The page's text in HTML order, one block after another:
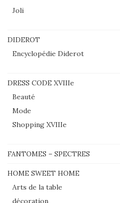
Joli
DIDEROT
Encyclopédie Diderot
DRESS CODE XVIIIe
Beauté
Mode
Shopping XVIIIe
FANTOMES – SPECTRES
HOME SWEET HOME
Arts de la table
décoration